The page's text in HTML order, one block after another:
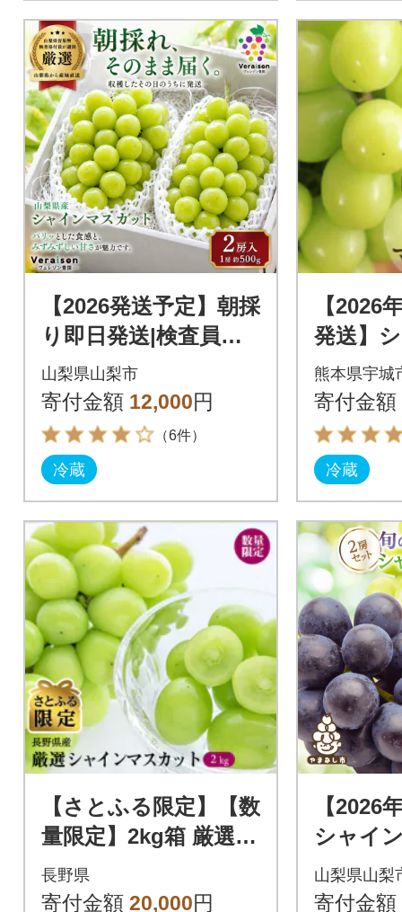
【2026発送予定】朝採
り即日発送|検査員厳
選シャインマスカッ
ト2房(約500g×2)化粧
箱
山梨県山梨市
寄付金額 12,000円
（6件）
冷蔵
【2026
発送】
カット
熊本県宇城
寄付金額
冷蔵
【さとふる限定】【数
量限定】2kg箱 厳選シ
ャインマスカット 長
野県産
長野県
寄付金額 20,000円
【2026
シャイ
と黒系
山梨県山梨
寄付金額